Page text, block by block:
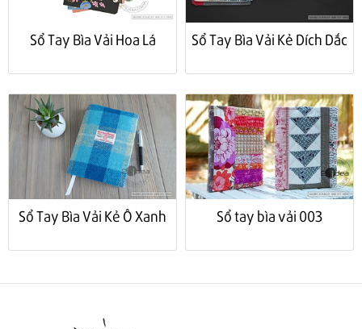
Sổ Tay Bìa Vải Hoa Lá Sổ Tay Bìa Vải Kẻ Dích Dắc
Sổ Tay Bìa Vải Kẻ Ô Xanh Sổ tay bìa vải 003